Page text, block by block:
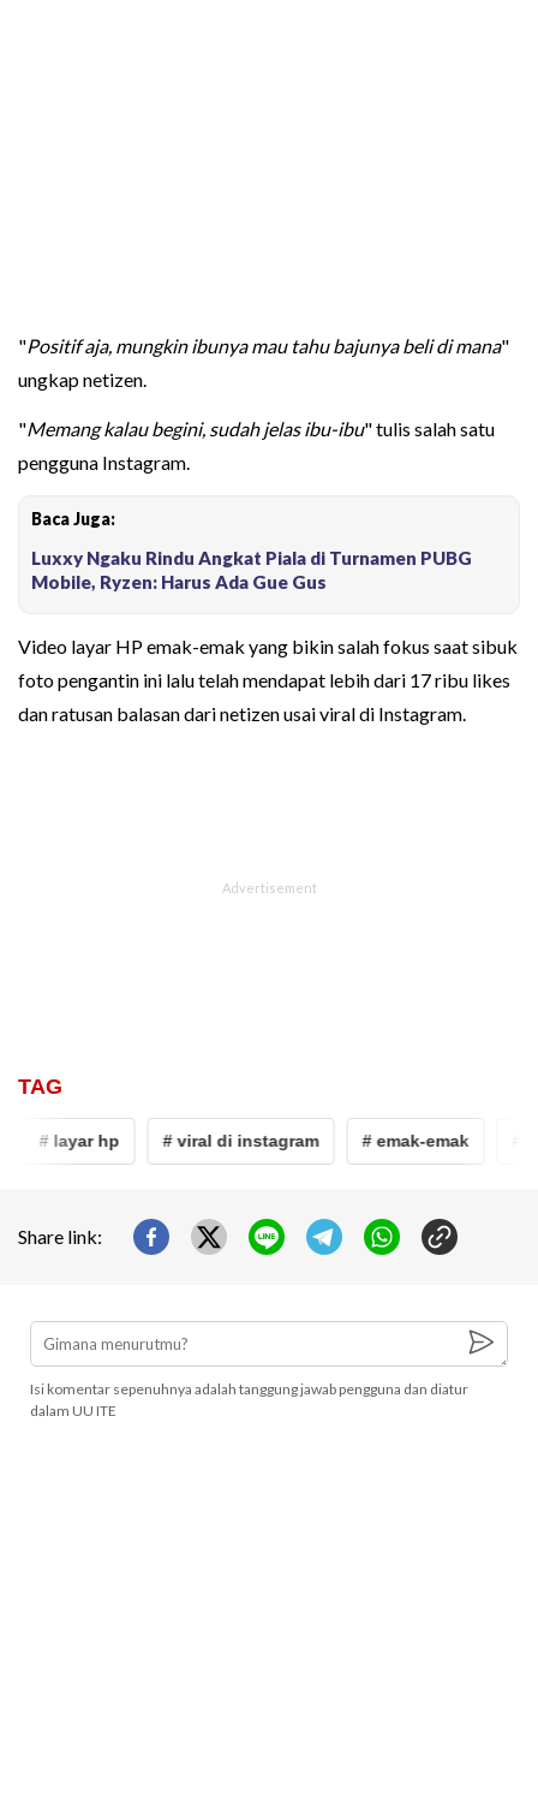
"Positif aja, mungkin ibunya mau tahu bajunya beli di mana"
ungkap netizen.
"Memang kalau begini, sudah jelas ibu-ibu" tulis salah satu
pengguna Instagram.
Baca Juga:
Luxxy Ngaku Rindu Angkat Piala di Turnamen PUBG
Mobile, Ryzen: Harus Ada Gue Gus
Video layar HP emak-emak yang bikin salah fokus saat sibuk
foto pengantin ini lalu telah mendapat lebih dari 17 ribu likes
dan ratusan balasan dari netizen usai viral di Instagram.
TAG
# layar hp # viral di instagram # emak-emak
Share link:
Isi komentar sepenuhnya adalah tanggung jawab pengguna dan diatur
dalam UU ITE